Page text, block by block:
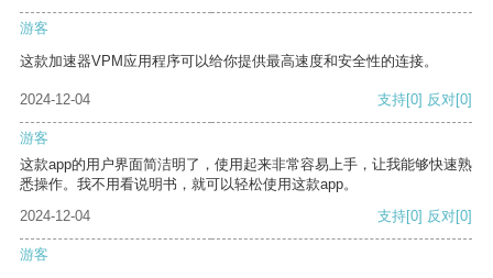
游客
这款加速器VPM应用程序可以给你提供最高速度和安全性的连接。
2024-12-04 支持[0] 反对[0]
游客
这款app的用户界面简洁明了，使用起来非常容易上手，让我能够快速熟
悉操作。我不用看说明书，就可以轻松使用这款app。
2024-12-04
支持[0] 反对[0]
游客